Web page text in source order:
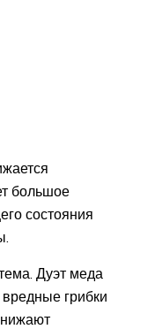
большое
состояния
Дуэт меда
грибки